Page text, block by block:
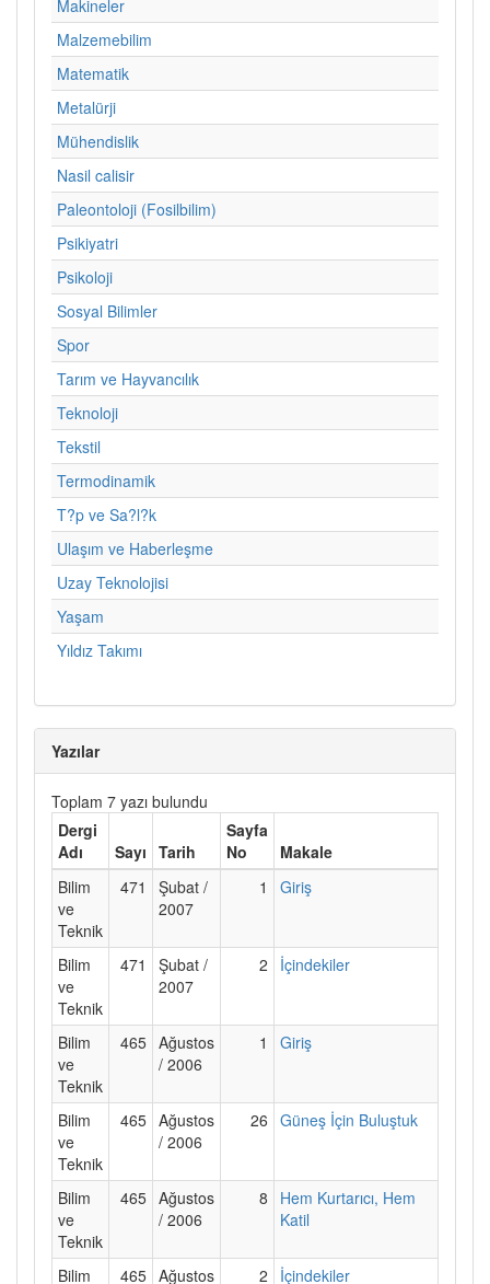
Makineler
Malzemebilim
Matematik
Metalürji
Mühendislik
Nasil calisir
Paleontoloji (Fosilbilim)
Psikiyatri
Psikoloji
Sosyal Bilimler
Spor
Tarım ve Hayvancılık
Teknoloji
Tekstil
Termodinamik
T?p ve Sa?l?k
Ulaşım ve Haberleşme
Uzay Teknolojisi
Yaşam
Yıldız Takımı
Yazılar
Toplam 7 yazı bulundu
Dergi
Adı
Sayı Tarih
Sayfa
No
Makale
Bilim
ve
Teknik
471
Şubat /
2007
1 Giriş
Bilim
ve
Teknik
471
Şubat /
2007
2 İçindekiler
Bilim
ve
Teknik
465 Ağustos
/ 2006
1 Giriş
Bilim
ve
Teknik
465 Ağustos
/ 2006
26 Güneş İçin Buluştuk
Bilim
ve
Teknik
465 Ağustos
/ 2006
8
Hem Kurtarıcı, Hem
Katil
Bilim 465 Ağustos 2 İçindekiler